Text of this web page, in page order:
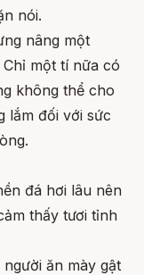
nói.
nâng một
một tí nữa có
không thể cho
lắm đối với sức
đá hơi lâu nên
thấy tươi tỉnh
ăn mày gật